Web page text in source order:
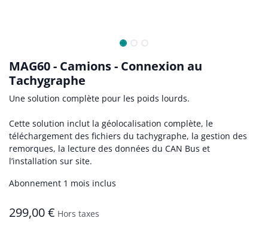
MAG60 - Camions - Connexion au
Tachygraphe
Une solution complète pour les poids lourds.
Cette solution inclut la géolocalisation complète, le
téléchargement des fichiers du tachygraphe, la gestion des
remorques, la lecture des données du CAN Bus et
l’installation sur site.
Abonnement 1 mois inclus
299,00€ Hors taxes